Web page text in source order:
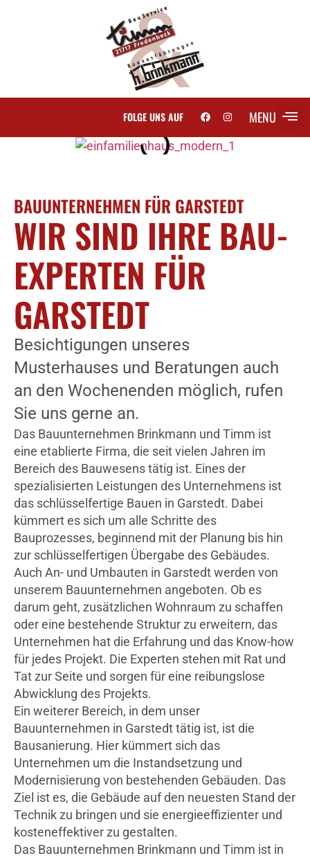
FOLGE UNS AUF MENU
BAUUNTERNEHMEN FÜR GARSTEDT
WIR SIND IHRE BAU-
EXPERTEN FÜR
GARSTEDT
Besichtigungen unseres
Musterhauses und Beratungen auch
an den Wochenenden möglich, rufen
Sie uns gerne an.
Das Bauunternehmen Brinkmann und Timm ist
eine etablierte Firma, die seit vielen Jahren im
Bereich des Bauwesens tätig ist. Eines der
spezialisierten Leistungen des Unternehmens ist
das schlüsselfertige Bauen in Garstedt. Dabei
kümmert es sich um alle Schritte des
Bauprozesses, beginnend mit der Planung bis hin
zur schlüsselfertigen Übergabe des Gebäudes.
Auch An- und Umbauten in Garstedt werden von
unserem Bauunternehmen angeboten. Ob es
darum geht, zusätzlichen Wohnraum zu schaffen
oder eine bestehende Struktur zu erweitern, das
Unternehmen hat die Erfahrung und das Know-how
für jedes Projekt. Die Experten stehen mit Rat und
Tat zur Seite und sorgen für eine reibungslose
Abwicklung des Projekts.
Ein weiterer Bereich, in dem unser
Bauunternehmen in Garstedt tätig ist, ist die
Bausanierung. Hier kümmert sich das
Unternehmen um die Instandsetzung und
Modernisierung von bestehenden Gebäuden. Das
Ziel ist es, die Gebäude auf den neuesten Stand der
Technik zu bringen und sie energieeffizienter und
kosteneffektiver zu gestalten.
Das Bauunternehmen Brinkmann und Timm ist in